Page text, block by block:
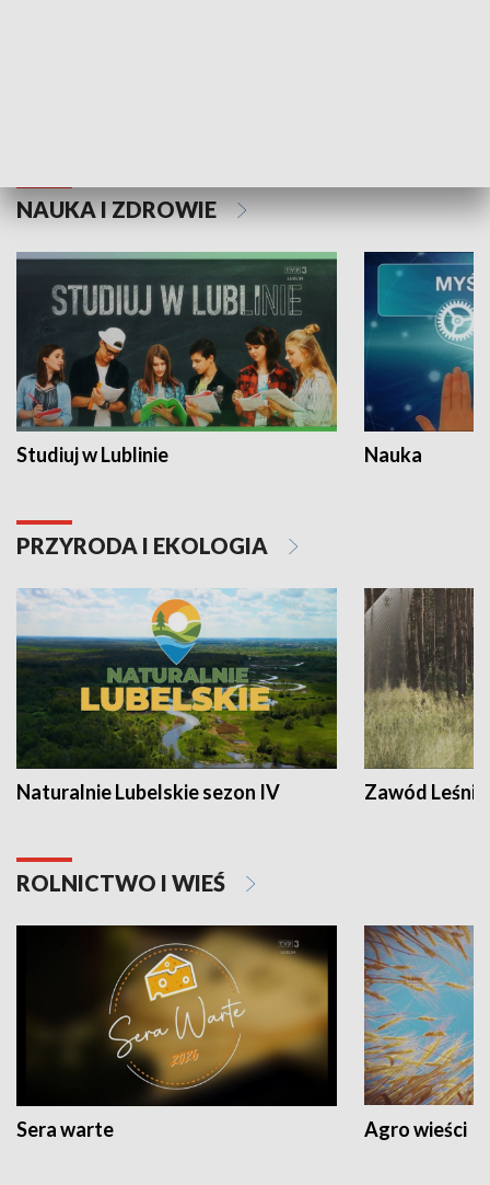
NAUKA I ZDROWIE
Studiuj w Lublinie Nauka
PRZYRODA I EKOLOGIA
Naturalnie Lubelskie sezon IV Zawód Leśnik
ROLNICTWO I WIEŚ
Sera warte Agro wieści